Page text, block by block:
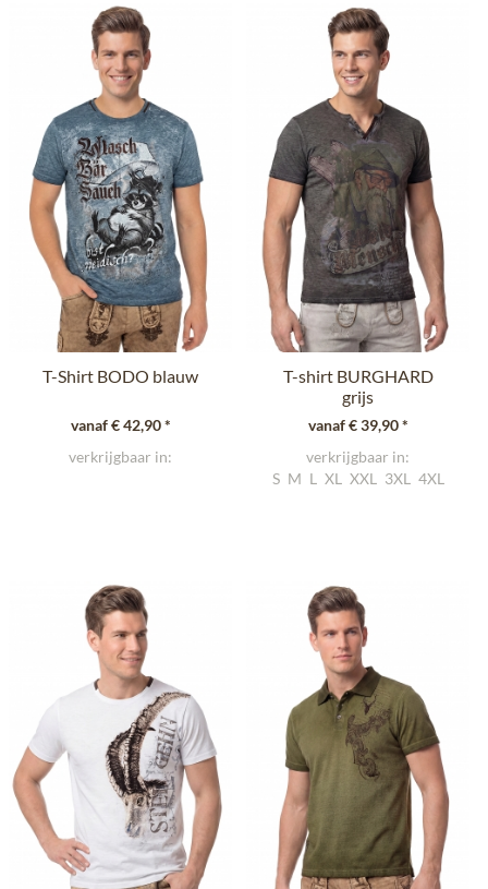
T-Shirt BODO blauw
vanaf € 42,90 *
verkrijgbaar in:
T-shirt BURGHARD
grijs
vanaf € 39,90 *
verkrijgbaar in:
S M L XL XXL 3XL 4XL